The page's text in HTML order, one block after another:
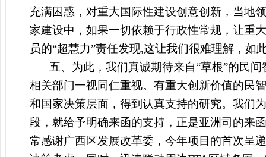
充满困惑，对重大国际性建设创意创新，当地
家建设中，如果一切依赖于行政性常规，让重
员的“超慧力”责任发现,这让我们很难理解，如
五、为此，我们真诚期待来自“草根”的民
相关部门一视同仁重视。有重大创新价值的民
和国家决策层面，得到认真支持的研究。我们
段，就给予明确来函的支持，正是亚洲司的来
常感谢广西区发展改革委，今年项目的首次呈